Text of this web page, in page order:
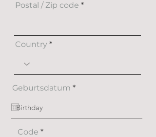
Postal / Zip code
Country
Geburtsdatum *r
i
Code